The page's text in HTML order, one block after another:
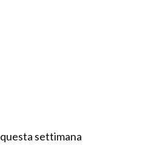
settimana